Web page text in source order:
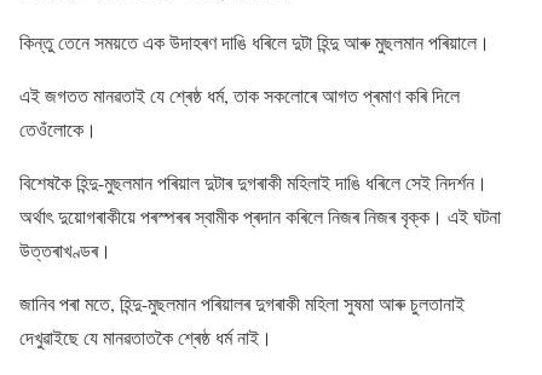
কিন্তু তেনে সময়তে এক উদাহৰণ দাঙি ধৰিলে দুটা হিন্দু আৰু মুছলমান পৰিয়ালে।
এই জগতত মানৱতাই যে শ্ৰেষ্ঠ ধৰ্ম, তাক সকলোৰে আগত প্ৰমাণ কৰি দিলে
তেওঁলোকে।
বিশেষকৈ হিন্দু-মুছলমান পৰিয়াল দুটাৰ দুগৰাকী মহিলাই দাঙি ধৰিলে সেই নিদৰ্শন।
অৰ্থাৎ দুয়োগৰাকীয়ে পৰস্পৰৰ স্বামীক প্ৰদান কৰিলে নিজৰ নিজৰ বৃক্ক। এই ঘটনা
উত্তৰাখণ্ডৰ।
জানিব পৰা মতে, হিন্দু-মুছলমান পৰিয়ালৰ দুগৰাকী মহিলা সুষমা আৰু চুলতানাই
দেখুৱাইছে যে মানৱতাতকৈ শ্ৰেষ্ঠ ধৰ্ম নাই।